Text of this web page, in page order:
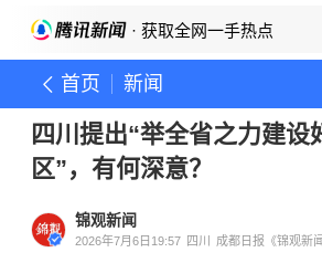
· 获取全网一手热点
首页 新闻
四川提出“举全省之力建设
区”，有何深意？
锦观新闻
2026年7月6日19:57 四川 成都日报《锦观新